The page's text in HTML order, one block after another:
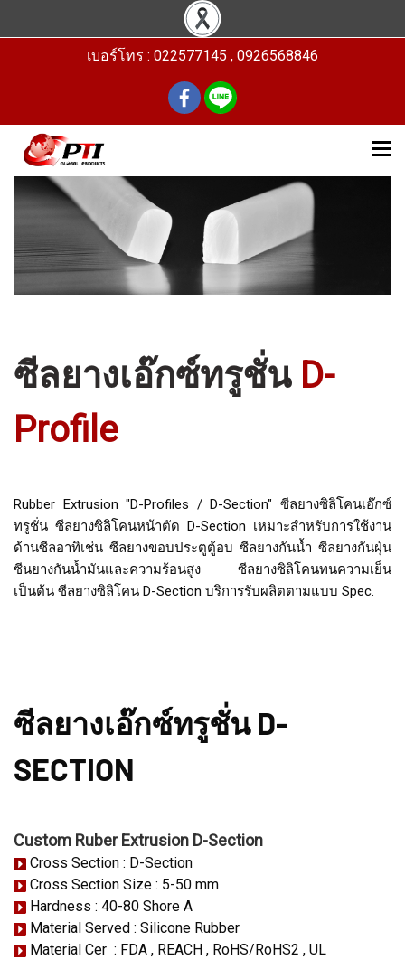
เบอร์โทร : 022577145 , 0926568846
ซีลยางเอ๊กซ์ทรูชั่น D-
Profile
Rubber Extrusion "D-Profiles / D-Section" ซีลยางซิลิโคนเอ๊กซ์
ทรูชั่น ซีลยางซิลิโคนหน้าตัด D-Section เหมาะสำหรับการใช้งาน
ด้านซีลอาทิเช่น ซีลยางขอบประตูตู้อบ ซีลยางกันน้ำ ซีลยางกันฝุ่น
ซีนยางกันน้ำมันและความร้อนสูง ซีลยางซิลิโคนทนความเย็น
เป็นต้น ซีลยางซิลิโคน D-Section บริการรับผลิตตามแบบ Spec.
ซีลยางเอ๊กซ์ทรูชั่น D-
SECTION
Custom Ruber Extrusion D-Section
Cross Section : D-Section
Cross Section Size : 5-50 mm
Hardness : 40-80 Shore A
Material Served : Silicone Rubber
Material Cer : FDA , REACH , RoHS/RoHS2 , UL